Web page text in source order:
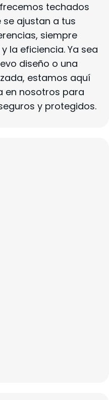
techados
ajustan a tus
siempre
la eficiencia. Ya sea
diseño o una
estamos aquí
en nosotros para
y protegidos.